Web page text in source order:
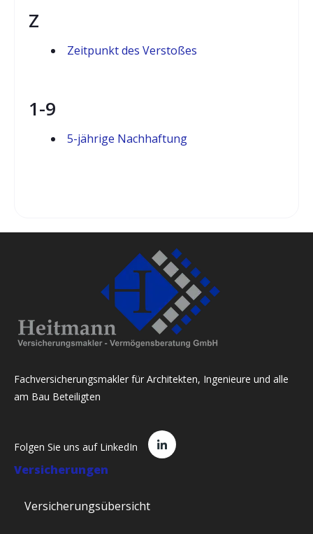
Z
Zeitpunkt des Verstoßes
1-9
5-jährige Nachhaftung
Fachversicherungsmakler für Architekten, Ingenieure und alle
am Bau Beteiligten
Folgen Sie uns auf LinkedIn
Versicherungen
Versicherungsübersicht